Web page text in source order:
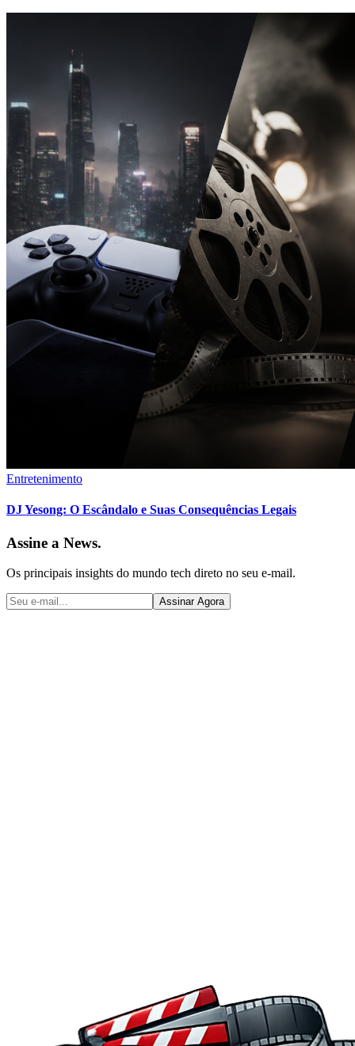
Entretenimento
DJ Yesong: O Escândalo e Suas Consequências Legais
Assine a News.
Os principais insights do mundo tech direto no seu e-mail.
Assinar Agora